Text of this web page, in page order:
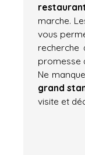
marche.
vous
recherche
promesse
Ne
grand
visite et